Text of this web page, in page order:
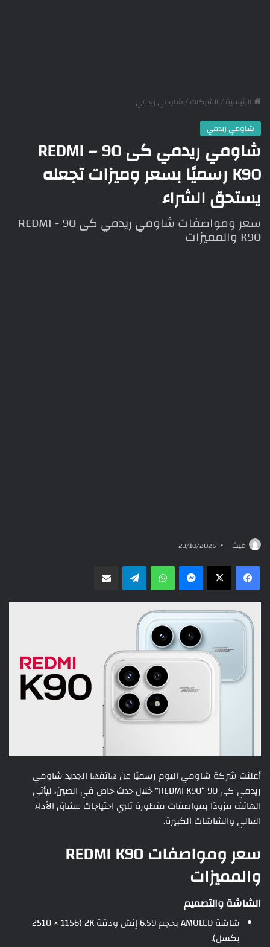
الرئيسية/ الشركات/شاومي ريدمي
شاومي ريدمي
شاومي ريدمي كى 90 – REDMI
K90 رسميًا بسعر وميزات تجعله
يستحق الشراء
سعر ومواصفات شاومي ريدمي كى 90 - REDMI
K90 والمميزات
غيث 23/10/2025
ماسنجر واتسابتيلقرام
أعلنت شركة شاومي اليوم رسميًا عن هاتفها الجديد شاومي
ريدمي كى 90 “REDMI K90” خلال حدث خاص في الصين، ليأتي
الهاتف مزودًا بمواصفات متطورة تلبي احتياجات عشاق الأداء
العالي والشاشات الكبيرة.
سعر ومواصفات REDMI K90
والمميزات
الشاشة والتصميم
شاشة AMOLED بحجم 6.59 إنش ودقة 2K (2510 × 1156
بكسل).